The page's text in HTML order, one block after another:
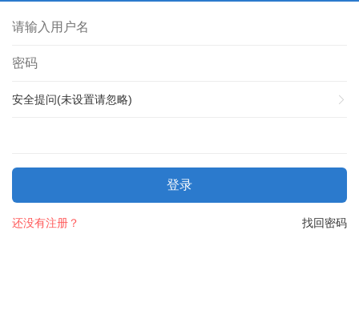
安全提问(未设置请忽略)
登录
找回密码
还没有注册？